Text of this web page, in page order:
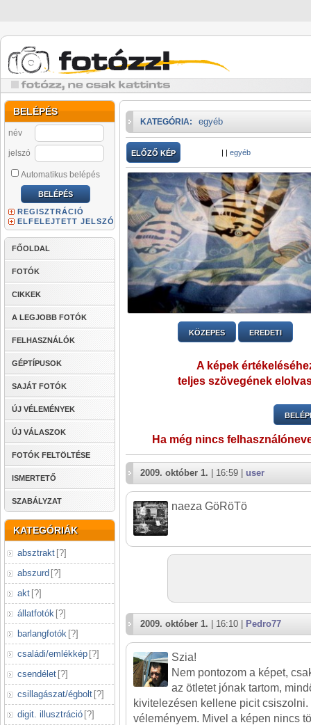
BELÉPÉS
név
jelszó
Automatikus belépés
REGISZTRÁCIÓ
ELFELEJTETT JELSZÓ
FŐOLDAL
FOTÓK
CIKKEK
A LEGJOBB FOTÓK
FELHASZNÁLÓK
GÉPTÍPUSOK
SAJÁT FOTÓK
ÚJ VÉLEMÉNYEK
ÚJ VÁLASZOK
FOTÓK FELTÖLTÉSE
ISMERTETŐ
SZABÁLYZAT
KATEGÓRIÁK
absztrakt [?]
abszurd [?]
akt [?]
állatfotók [?]
barlangfotók [?]
családi/emlékkép [?]
csendélet [?]
csillagászat/égbolt [?]
digit. illusztráció [?]
KATEGÓRIA: egyéb
ELŐZŐ KÉP | | egyéb
KÖZEPES EREDETI
A képek
teljes szövegének
Ha még nincs
2009. október 1. | 16:59 | user
naeza GöRöTö
2009. október 1. | 16:10 | Pedro77
Szia!
Nem pontozom a képet,
az ötletet jónak tartom,
kivitelezésen kellene picit
véleményem. Mivel a képen nincs